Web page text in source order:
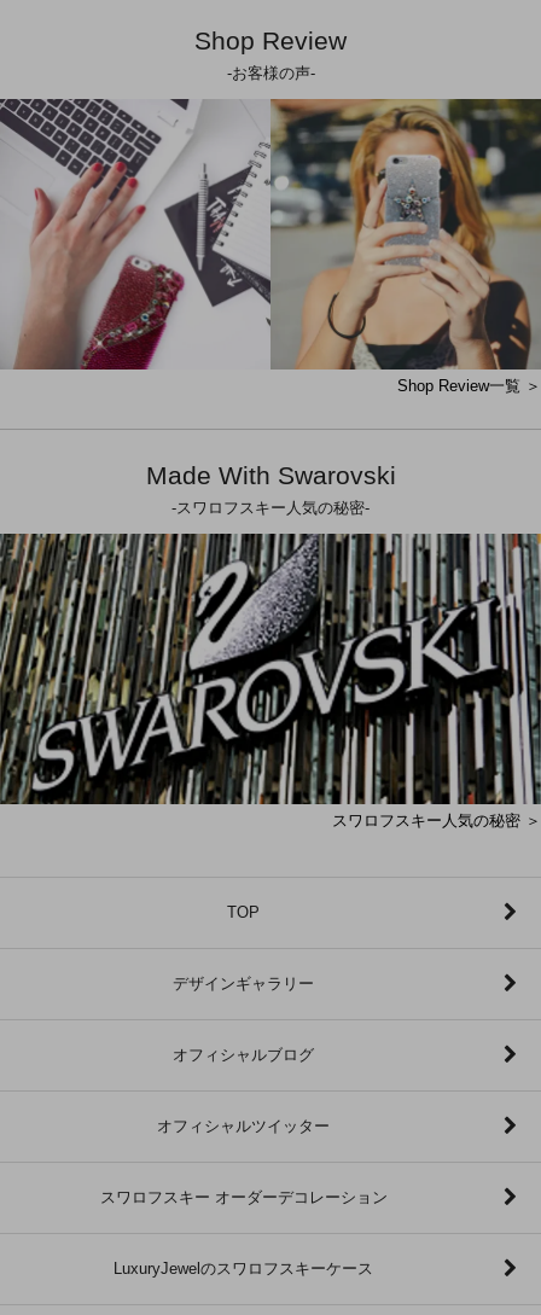
Shop Review
-お客様の声-
Shop Review一覧 ＞
Made With Swarovski
-スワロフスキー人気の秘密-
スワロフスキー人気の秘密 ＞
TOP
デザインギャラリー
オフィシャルブログ
オフィシャルツイッター
スワロフスキー オーダーデコレーション
LuxuryJewelのスワロフスキーケース